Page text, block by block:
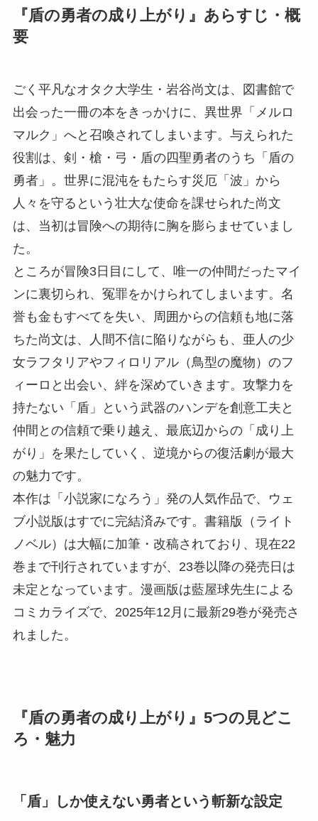
『盾の勇者の成り上がり』あらすじ・概
要
ごく平凡なオタク大学生・岩谷尚文は、図書館で
出会った一冊の本をきっかけに、異世界「メルロ
マルク」へと召喚されてしまいます。与えられた
役割は、剣・槍・弓・盾の四聖勇者のうち「盾の
勇者」。世界に混沌をもたらす災厄「波」から
人々を守るという壮大な使命を課せられた尚文
は、当初は冒険への期待に胸を膨らませていまし
た。
ところが冒険3日目にして、唯一の仲間だったマイ
ンに裏切られ、冤罪をかけられてしまいます。名
誉も金もすべてを失い、周囲からの信頼も地に落
ちた尚文は、人間不信に陥りながらも、亜人の少
女ラフタリアやフィロリアル（鳥型の魔物）のフ
ィーロと出会い、絆を深めていきます。攻撃力を
持たない「盾」という武器のハンデを創意工夫と
仲間との信頼で乗り越え、最底辺からの「成り上
がり」を果たしていく、逆境からの復活劇が最大
の魅力です。
本作は「小説家になろう」発の人気作品で、ウェ
ブ小説版はすでに完結済みです。書籍版（ライト
ノベル）は大幅に加筆・改稿されており、現在22
巻まで刊行されていますが、23巻以降の発売日は
未定となっています。漫画版は藍屋球先生による
コミカライズで、2025年12月に最新29巻が発売さ
れました。
『盾の勇者の成り上がり』5つの見どこ
ろ・魅力
「盾」しか使えない勇者という斬新な設定